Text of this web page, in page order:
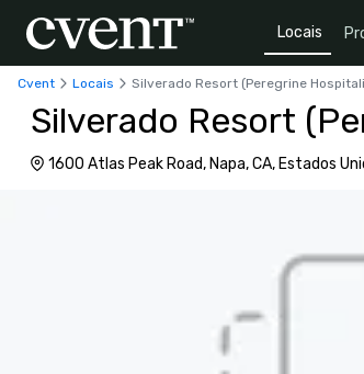
Locais
Cvent Locais Silverado Resort (Peregrine
Silverado Resort
1600 Atlas Peak Road, Napa, CA, Estados